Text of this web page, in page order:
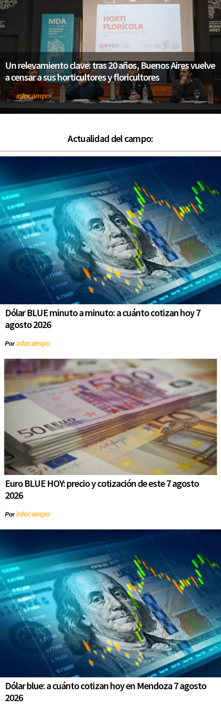
Un relevamiento clave: tras 20 años, Buenos Aires vuelve
a censar a sus horticultores y floricultores
Porinfocampo
Actualidad del campo:
Dólar BLUE minuto a minuto: a cuánto cotizan hoy 7
agosto 2026
Porinfocampo
Euro BLUE HOY: precio y cotización de este 7 agosto
2026
Porinfocampo
Dólar blue: a cuánto cotizan hoy en Mendoza 7 agosto
2026